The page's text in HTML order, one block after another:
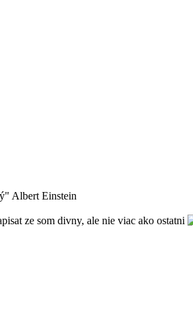
Albert Einstein
ze som divny, ale nie viac ako ostatni